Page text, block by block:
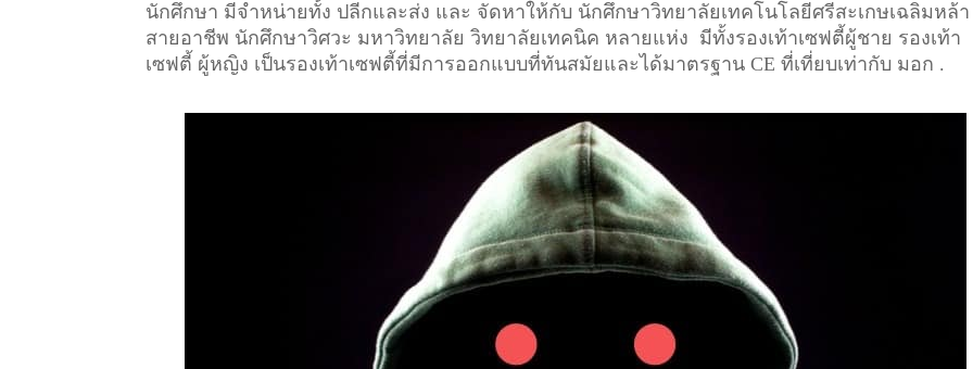
นักศึกษา มีจำหน่ายทั้ง ปลีกและส่ง และ จัดหาให้กับ นักศึกษาวิทยาลัยเทคโนโลยีศรีสะเกษเฉลิมหล้า
สายอาชีพ นักศึกษาวิศวะ มหาวิทยาลัย วิทยาลัยเทคนิค หลายแห่ง มีทั้งรองเท้าเซฟตี้ผู้ชาย รองเท้า
เซฟตี้ ผู้หญิง เป็นรองเท้าเซฟตี้ที่มีการออกแบบที่ทันสมัยและได้มาตรฐาน CE ที่เที่ยบเท่ากับ มอก .